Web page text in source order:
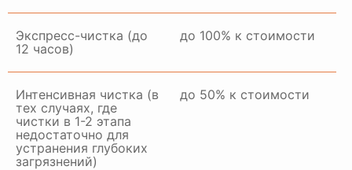
Экспресс-чистка (до
12 часов)
до 100% к стоимости
Интенсивная чистка (в
тех случаях, где
чистки в 1-2 этапа
недостаточно для
устранения глубоких
загрязнений)
до 50% к стоимости